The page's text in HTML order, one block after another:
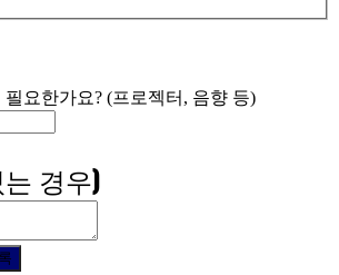
요한가요? (프로젝터, 음향 등)
경우)